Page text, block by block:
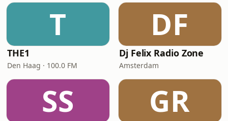
T
THE1
Den Haag · 100.0 FM
DF
Dj Felix Radio Zone
Amsterdam
SS GR